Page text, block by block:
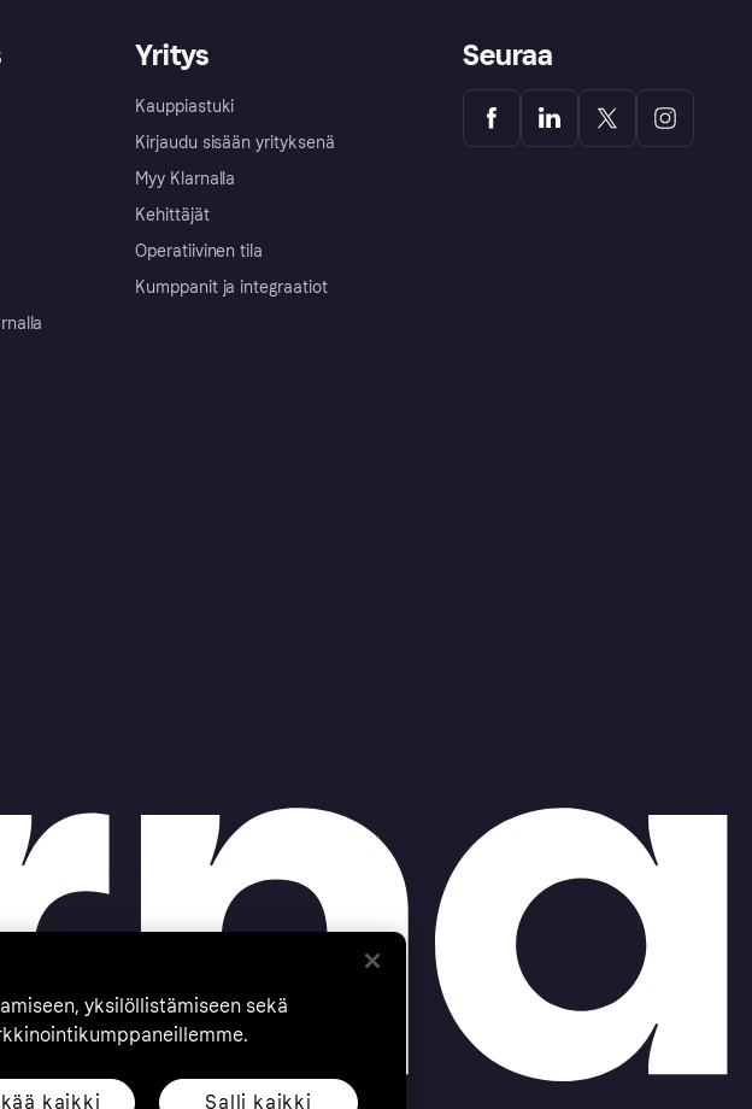
Yritys
Kauppiastuki
Kirjaudu sisään yrityksenä
Myy Klarnalla
Kehittäjät
Operatiivinen tila
Kumppanit ja integraatiot
Seuraa
yksilöllistämiseen sekä
kaikki Salli kaikki